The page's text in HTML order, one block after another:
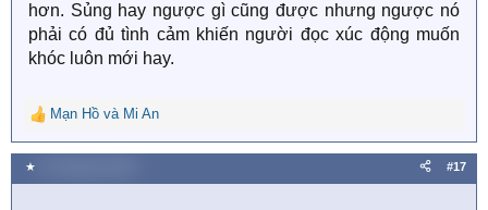
hơn. Sủng hay ngược gì cũng được nhưng ngược nó
phải có đủ tình cảm khiến người đọc xúc động muốn
khóc luôn mới hay.
R
e
a
c
Mạn Hồ và Mi An
★ #17